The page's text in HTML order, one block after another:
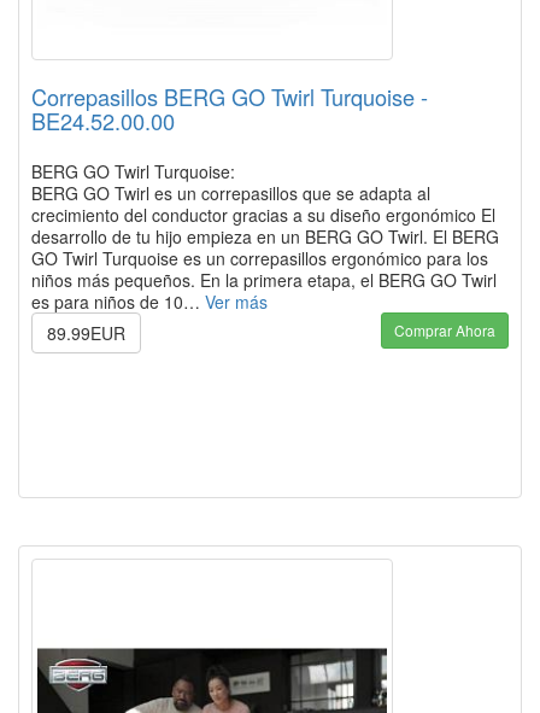
Correpasillos BERG GO Twirl Turquoise -
BE24.52.00.00
BERG GO Twirl Turquoise:
BERG GO Twirl es un correpasillos que se adapta al
crecimiento del conductor gracias a su diseño ergonómico El
desarrollo de tu hijo empieza en un BERG GO Twirl. El BERG
GO Twirl Turquoise es un correpasillos ergonómico para los
niños más pequeños. En la primera etapa, el BERG GO Twirl
es para niños de 10… Ver más
89.99EUR
Comprar Ahora